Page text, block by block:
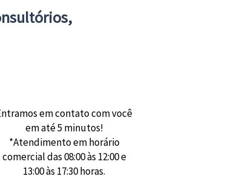
em contato com você
em até 5 minutos!
*Atendimento em horário
comercial das 08:00 às 12:00 e
13:00 às 17:30 horas.